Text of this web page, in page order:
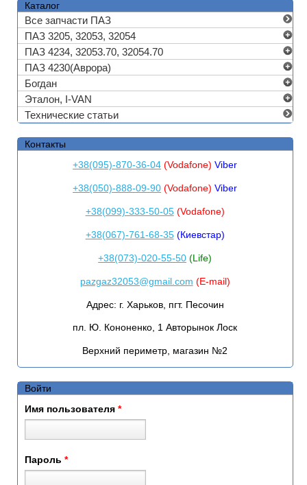
Каталог
Все запчасти ПАЗ
ПАЗ 3205, 32053, 32054
ПАЗ 4234, 32053.70, 32054.70
ПАЗ 4230(Аврора)
Богдан
Эталон, I-VAN
Технические статьи
Контакты
+38(095)-870-36-04 (Vodafone)Viber
+38(050)-888-09-90 (Vodafone)Viber
+38(099)-333-50-05(Vodafone)
+38(067)-761-68-35(Киевстар)
+38(073)-020-55-50 (Life)
pazgaz32053@gmail.com (E-mail)
Адрес: г. Харьков, пгт. Песочин
пл. Ю. Кононенко, 1 Авторынок Лоск
Верхний периметр, магазин №2
Войти
Имя пользователя *
Пароль *